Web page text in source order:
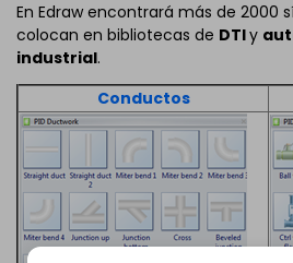
En Edraw encontrará más de 2000
colocan en bibliotecas de DTIy
industrial.
Conductos